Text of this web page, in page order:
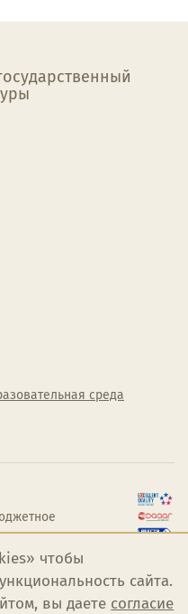
среда
чтобы
сайта.
вы даете согласие